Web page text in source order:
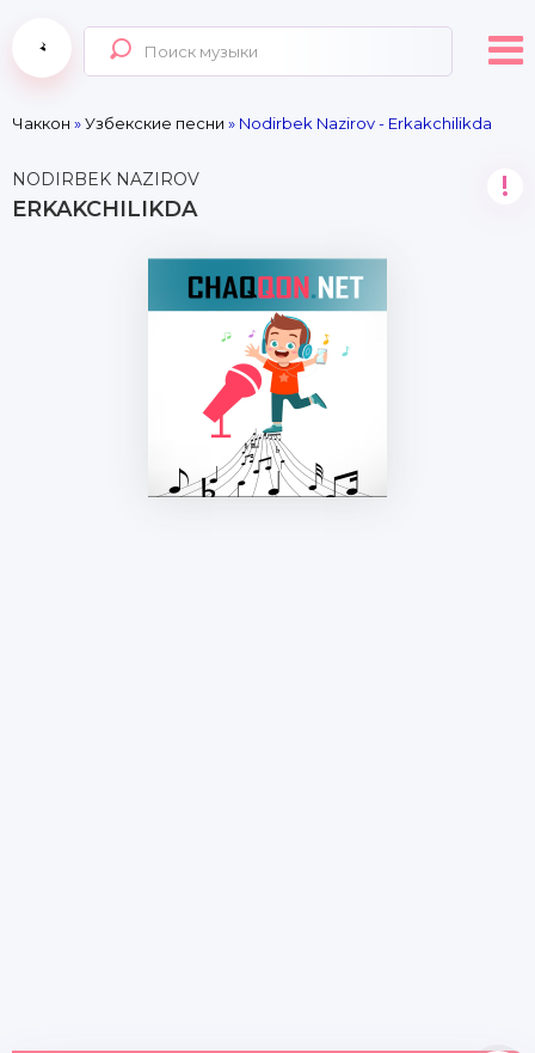
Чаккон »Узбекские песни » Nodirbek Nazirov - Erkakchilikda
NODIRBEK NAZIROV
ERKAKCHILIKDA
!